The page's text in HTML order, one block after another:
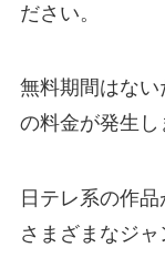
ださい。
無料期間はな
の料金が発生し
日テレ系の作
さまざまなジャ